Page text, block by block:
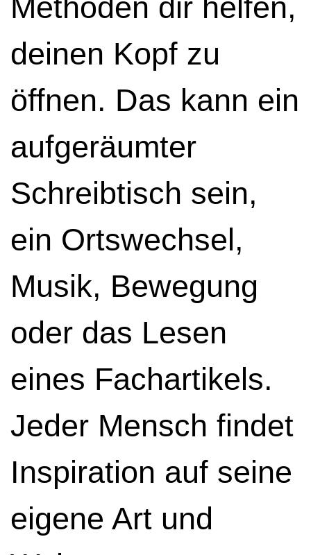
Methoden dir helfen,
deinen Kopf zu
öffnen. Das kann ein
aufgeräumter
Schreibtisch sein,
ein Ortswechsel,
Musik, Bewegung
oder das Lesen
eines Fachartikels.
Jeder Mensch findet
Inspiration auf seine
eigene Art und